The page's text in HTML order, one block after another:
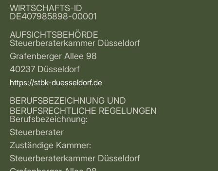
WIRTSCHAFTS-ID
DE407985898-00001
AUFSICHTSBEHÖRDE
Steuerberaterkammer Düsseldorf
Grafenberger Allee 98
40237 Düsseldorf
https://stbk-duesseldorf.de
BERUFSBEZEICHNUNG UND
BERUFSRECHTLICHE REGELUNGEN
Berufsbezeichnung:
Steuerberater
Zuständige Kammer:
Steuerberaterkammer Düsseldorf